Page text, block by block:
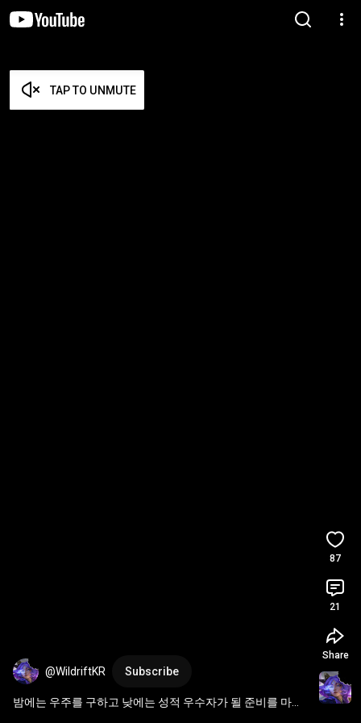
TAP TO UNMUTE
@WildriftKR Subscribe
밤에는 우주를 구하고 낮에는 성적 우수자가 될 준비를 마친
87
21
Share